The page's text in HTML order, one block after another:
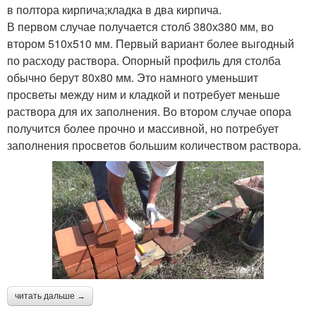
в полтора кирпича;кладка в два кирпича.
В первом случае получается столб 380х380 мм, во
втором 510х510 мм. Первый вариант более выгодный
по расходу раствора. Опорный профиль для столба
обычно берут 80х80 мм. Это намного уменьшит
просветы между ним и кладкой и потребует меньше
раствора для их заполнения. Во втором случае опора
получится более прочно и массивной, но потребует
заполнения просветов большим количеством раствора.
читать дальше →